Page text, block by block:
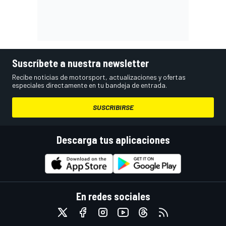
Suscríbete a nuestra newsletter
Recibe noticias de motorsport, actualizaciones y ofertas
especiales directamente en tu bandeja de entrada.
SUSCRIBIRSE
Descarga tus aplicaciones
En redes sociales